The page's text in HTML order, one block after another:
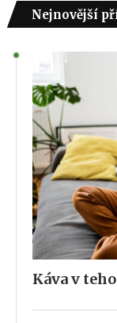
Nejnovější
Káva v